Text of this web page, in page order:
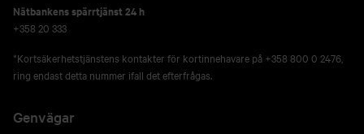
Nätbankens spärrtjänst 24 h
+358 20 333
*Kortsäkerhetstjänstens kontakter för kortinnehavare på +358 800 0 2476,
ring endast detta nummer ifall det efterfrågas.
Genvägar